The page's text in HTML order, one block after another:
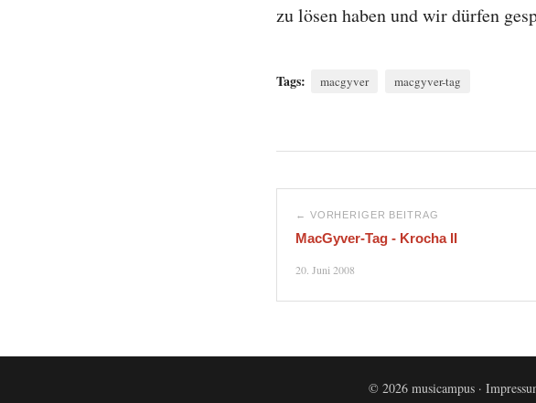
zu lösen haben und wir dürfen
Tags: macgyver macgyver-tag
← VORHERIGER BEITRAG
MacGyver-Tag - Krocha II
20. Juni 2008
© 2026 musicampus ·